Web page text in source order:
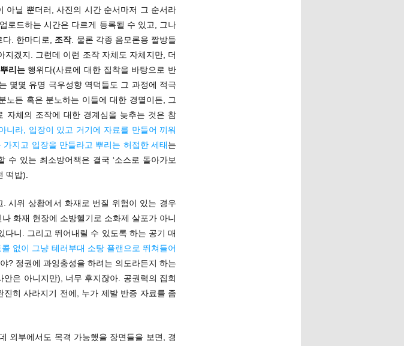
아닐 뿐더러, 사진의 시간 순서마저 그 순서라
로드하는 시간은 다르게 등록될 수 있고, 그나
. 한마디로, 조작. 물론 각종 음모론용 짤방들
겠지. 그런데 이런 조작 자체도 자체지만, 더
뿌리는행위다(사료에 대한 집착을 바탕으로 반
몇몇 유명 극우성향 역덕들도 그 과정에 적극
노든 혹은 분노하는 이들에 대한 경멸이든, 그
자체의 조작에 대한 경계심을 늦추는 것은 참
니라, 입장이 있고 거기에 자료를 만들어 끼워
지고 입장을 만들라고 뿌리는 허접한 세태는
수 있는 최소방어책은 결국 ‘소스로 돌아가보
떡밥).
시위 상황에서 화재로 번질 위험이 있는 경우
화재 현장에 소방헬기로 소화제 살포가 아니
니. 그리고 뛰어내릴 수 있도록 하는 공기 매
없이 그냥 테러부대 소탕 플랜으로 뛰쳐들어
? 정권에 과잉충성을 하려는 의도라든지 하는
은 아니지만), 너무 후지잖아. 공권력의 집회
히 사라지기 전에, 누가 제발 반증 자료를 좀
외부에서도 목격 가능했을 장면들을 보면, 경